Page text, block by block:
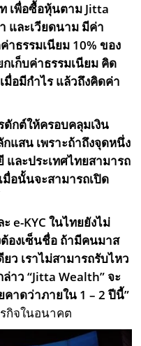
เพื่อซื้อหุ้นตาม Jitta
และเวียดนาม มีค่า
ธรรมเนียม 10% ของ
กเก็บค่าธรรมเนียม คิด
มื่อมีกำไร แล้วถึงคิดค่า
ดักต์ให้ครอบคลุมเงิน
แสน เพราะถ้าถึงจุดหนึ่ง
และประเทศไทยสามารถ
มื่อนั้นจะสามารถเปิด
e-KYC ในไทยยังไม่
องเซ็นชื่อ ถ้ามีคนมาส
ว เราไม่สามารถรับไหว
าว “Jitta Wealth” จะ
าดว่าภายใน 1 – 2 ปีนี้”
กิจในอนาคต